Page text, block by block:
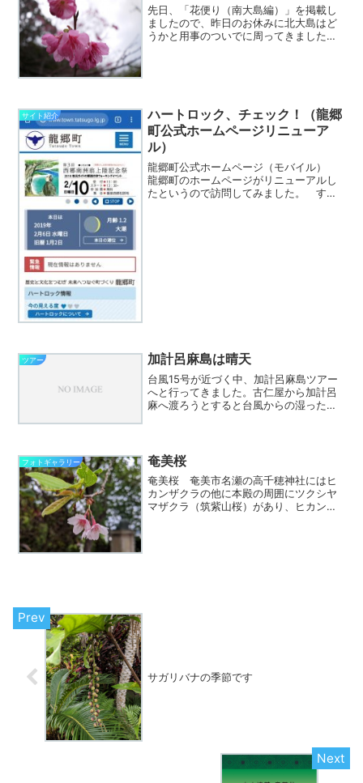
先日、「花便り（南大島編）」を掲載し
ましたので、昨日のお休みに北大島はど
うかと用事のついでに周ってきました。
サイト紹介
ハートロック、チェック！（龍郷
町公式ホームページリニューア
ル）
龍郷町公式ホームページ（モバイル）
龍郷町のホームページがリニューアルし
たというので訪問してみました。 すぐ
ツアー 加計呂麻島は晴天
台風15号が近づく中、加計呂麻島ツアー
へと行ってきました。古仁屋から加計呂
麻へ渡ろうとすると台風からの湿った空
天気良すぎてちょっと...
フォトギャラリー 奄美桜
奄美桜 奄美市名瀬の高千穂神社にはヒ
カンザクラの他に本殿の周囲にツクシヤ
マザクラ（筑紫山桜）があり、ヒカンザ
サガリバナの季節です